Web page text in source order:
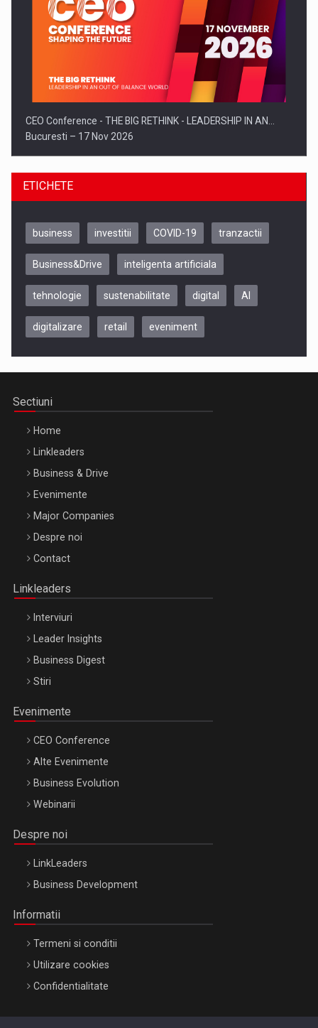
CEO Conference - THE BIG RETHINK - LEADERSHIP IN AN…
Bucuresti – 17 Nov 2026
Be Inspired. Make it Happen!, CLUJ, 9 Decembrie
Be Inspired. Make it Happen!, ARTEMIS LETO, ORADEA, 8
Octombrie
ETICHETE
business investitii COVID-19 tranzactii
Business&Drive inteligenta artificiala
tehnologie sustenabilitate digital AI
digitalizare retail eveniment
Sectiuni
Home
Linkleaders
Business & Drive
Evenimente
Major Companies
Despre noi
Contact
Linkleaders
Interviuri
Leader Insights
Business Digest
Stiri
Evenimente
CEO Conference
Alte Evenimente
Business Evolution
Webinarii
Despre noi
LinkLeaders
Business Development
Informatii
Termeni si conditii
Utilizare cookies
Confidentialitate